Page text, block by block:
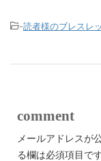
-読者様のブレスレ
comment
メールアドレスが
る欄は必須項目で